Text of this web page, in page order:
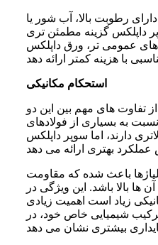
رطوبت بالا، آب شور یا
داپلکس گزینه مطمئن تری
عمومی تر، ورق داپلکس
استحکام مکانیکی
تفاوت های مهم بین این دو
به بسیاری از فولادهای
دارند، اما سوپر داپلکس
باعث شده که مقاومت
بالا باشد. این ویژگی در
زیاد است اهمیت زیادی
شیمیایی خاص خود، در